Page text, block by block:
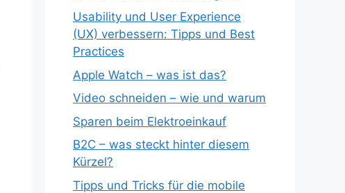
Usability und User Experience
(UX) verbessern: Tipps und Best
Practices
Apple Watch – was ist das?
Video schneiden – wie und warum
Sparen beim Elektroeinkauf
B2C – was steckt hinter diesem
Kürzel?
Tipps und Tricks für die mobile